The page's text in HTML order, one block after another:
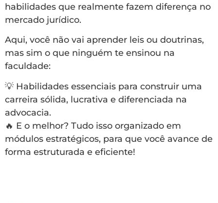
habilidades que realmente fazem diferença no
mercado jurídico.
Aqui, você não vai aprender leis ou doutrinas,
mas sim o que ninguém te ensinou na
faculdade:
💡 Habilidades essenciais para construir uma
carreira sólida, lucrativa e diferenciada na
advocacia.
🔥 E o melhor? Tudo isso organizado em
módulos estratégicos, para que você avance de
forma estruturada e eficiente!